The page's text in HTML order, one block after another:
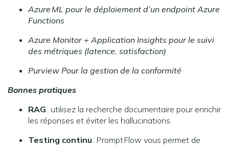
AzureML pour le déploiement d’un endpoint Azure
Functions
Azure Monitor + Application Insights pour le suivi
des métriques (latence, satisfaction)
Purview Pour la gestion de la conformité
Bonnes pratiques
RAG : utilisez la recherche documentaire pour enrichir
les réponses et éviter les hallucinations.
Testing continu : Prompt Flow vous permet de